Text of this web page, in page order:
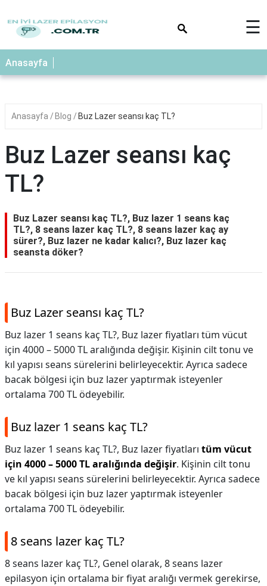
☰
Anasayfa
Anasayfa Blog Buz Lazer seansı kaç TL?
Buz Lazer seansı kaç
TL?
Buz Lazer seansı kaç TL?, Buz lazer 1 seans kaç
TL?, 8 seans lazer kaç TL?, 8 seans lazer kaç ay
sürer?, Buz lazer ne kadar kalıcı?, Buz lazer kaç
seansta döker?
Buz Lazer seansı kaç TL?
Buz lazer 1 seans kaç TL?, Buz lazer fiyatları tüm vücut
için 4000 – 5000 TL aralığında değişir. Kişinin cilt tonu ve
kıl yapısı seans sürelerini belirleyecektir. Ayrıca sadece
bacak bölgesi için buz lazer yaptırmak isteyenler
ortalama 700 TL ödeyebilir.
Buz lazer 1 seans kaç TL?
Buz lazer 1 seans kaç TL?, Buz lazer fiyatları tüm vücut
için 4000 – 5000 TL aralığında değişir. Kişinin cilt tonu
ve kıl yapısı seans sürelerini belirleyecektir. Ayrıca sadece
bacak bölgesi için buz lazer yaptırmak isteyenler
ortalama 700 TL ödeyebilir.
8 seans lazer kaç TL?
8 seans lazer kaç TL?, Genel olarak, 8 seans lazer
epilasyon için ortalama bir fiyat aralığı vermek gerekirse,